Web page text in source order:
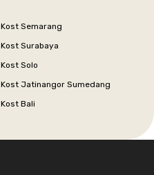
Kost Semarang
Kost Surabaya
Kost Solo
Kost Jatinangor Sumedang
Kost Bali